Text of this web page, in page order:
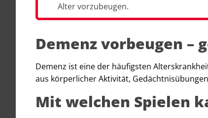
Alter vorzubeugen.
Demenz vorbeugen –
Demenz ist eine der häufigsten
aus körperlicher Aktivität,
Mit welchen Spielen